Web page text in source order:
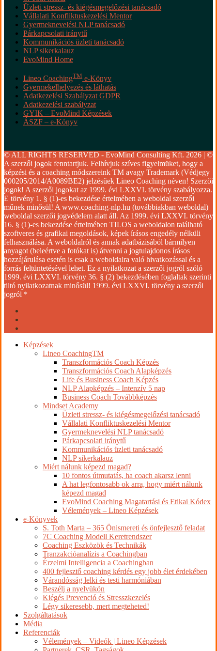
Üzleti stressz- és kiégésmegelőzési tanácsadó
Vállalati Konfliktuskezelési Mentor
Gyermeknevelési NLP tanácsadó
Párkapcsolati iránytű
Kommunikációs üzleti tanácsadó
NLP sikerkalauz
EvoMind Home
Lineo CoachingTM e-Könyv
Gyermekelhelyezés és láthatás
Adatkezelési Szabályzat GDPR
Adatkezelési szabályzat
GYIK – EvoMind Képzések
ÁSZF – e-Könyv
© ALL RIGHTS RESERVED - EvoMind Consulting Kft. 2026 | ©
A szerzői jogok fenntartjuk. Felhívjuk szíves figyelmüket, hogy a
képzési és a coaching módszereink TM avagy Trademark (Védjegy
000205/2014/A0089BE2) jelzésűek Lineo Coaching néven! Szerzői
jogok! A szerzői jogokat az 1999. évi LXXVI. törvény szabályozza.
E törvény 1. § (1)-es bekezdése értelmében a weboldal szerzői
műnek minősül! A www.coaching-nlp.hu (továbbiakban weboldal)
weboldal szerzői jogvédelem alatt áll. Az 1999. évi LXXVI. törvény
16. § (1)-es bekezdése értelmében TILOS a weboldalon található
szoftveres és grafikai megoldások, képek írásos engedély nélküli
felhasználása. A weboldalról és annak adatbázisából bármilyen
anyagot (beleértve a fotókat is) átvenni a jogtulajdonos írásos
hozzájárulása esetén is csak a weboldalra való hivatkozással és a
forrás feltüntetésével lehet. Ez a nyilatkozat a szerzői jogról szóló
1999. évi LXXVI. törvény 36. § (2) bekezdésében foglaltak szerinti
tiltó nyilatkozatnak minősül! 1999. évi LXXVI. törvény a szerzői
jogról *
Close
Képzések
Lineo CoachingTM
Transzformációs Coach Képzés
Transzformációs Coach Alapképzés
Life és Business Coach Képzés
NLP Alapképzés – Intenzív 5 nap
Business Coach Továbbképzés
Mindset Academy
Üzleti stressz- és kiégésmegelőzési tanácsadó
Vállalati Konfliktuskezelési Mentor
Gyermeknevelési NLP tanácsadó
Párkapcsolati iránytű
Kommunikációs üzleti tanácsadó
NLP sikerkalauz
Miért nálunk képezd magad?
10 fontos útmutatás, ha coach akarsz lenni
A hat legfontosabb ok arra, hogy miért nálunk
képezd magad
EvoMind Coaching Magatartási és Etikai Kódex
Vélemények – Lineo Képzések
e-Könyvek
S. Toth Marta – 365 Önismereti és önfejlesztő feladat
7C Coaching Modell Keretrendszer
Coaching Eszközök és Technikák
Tranzakcióanalízis a Coachingban
Érzelmi Intelligencia a Coachingban
400 fejlesztő coaching kérdés egy jobb élet érdekében
Várandósság lelki és testi harmóniában
Beszélj a nyelvükön
Kiégés Prevenció és Stresszkezelés
Légy sikeresebb, mert megteheted!
Szolgáltatások
Média
Referenciák
Vélemények – Videók | Lineo Képzések